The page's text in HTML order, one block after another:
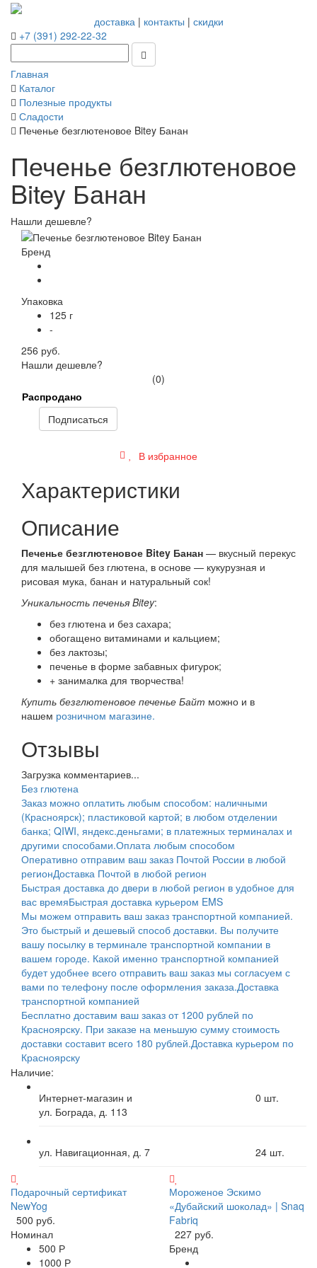
доставка| контакты | скидки
+7 (391) 292-22-32
Главная
Каталог
Полезные продукты
Сладости
Печенье безглютеновое Bitey Банан
Печенье безглютеновое
Bitey Банан
Нашли дешевле?
Бренд
Упаковка
125 г
-
256 руб.
Нашли дешевле?
(0)
Распродано
Подписаться
В избранное
Характеристики
Описание
Печенье безглютеновое Bitey Банан — вкусный перекус
для малышей без глютена, в основе — кукурузная и
рисовая мука, банан и натуральный сок!
Уникальность печенья Bitey:
без глютена и без сахара;
обогащено витаминами и кальцием;
без лактозы;
печенье в форме забавных фигурок;
+ занималка для творчества!
Купить безглютеновое печенье Байт можно и в
нашем розничном магазине.
Отзывы
Загрузка комментариев...
Без глютена
Заказ можно оплатить любым способом: наличными
(Красноярск); пластиковой картой; в любом отделении
банка; QIWI, яндекс.деньгами; в платежных терминалах и
другими способами.Оплата любым способом
Оперативно отправим ваш заказ Почтой России в любой
регионДоставка Почтой в любой регион
Быстрая доставка до двери в любой регион в удобное для
вас времяБыстрая доставка курьером EMS
Мы можем отправить ваш заказ транспортной компанией.
Это быстрый и дешевый способ доставки. Вы получите
вашу посылку в терминале транспортной компании в
вашем городе. Какой именно транспортной компанией
будет удобнее всего отправить ваш заказ мы согласуем с
вами по телефону после оформления заказа.Доставка
транспортной компанией
Бесплатно доставим ваш заказ от 1200 рублей по
Красноярску. При заказе на меньшую сумму стоимость
доставки составит всего 180 рублей.Доставка курьером по
Красноярску
Наличие:
Интернет-магазин и
ул. Бограда, д. 113
0 шт.
ул. Навигационная, д. 7 24 шт.
Подарочный сертификат
NewYog
500 руб.
Номинал
500 Р
1000 Р
Мороженое Эскимо
«Дубайский шоколад» | Snaq
Fabriq
227 руб.
Бренд